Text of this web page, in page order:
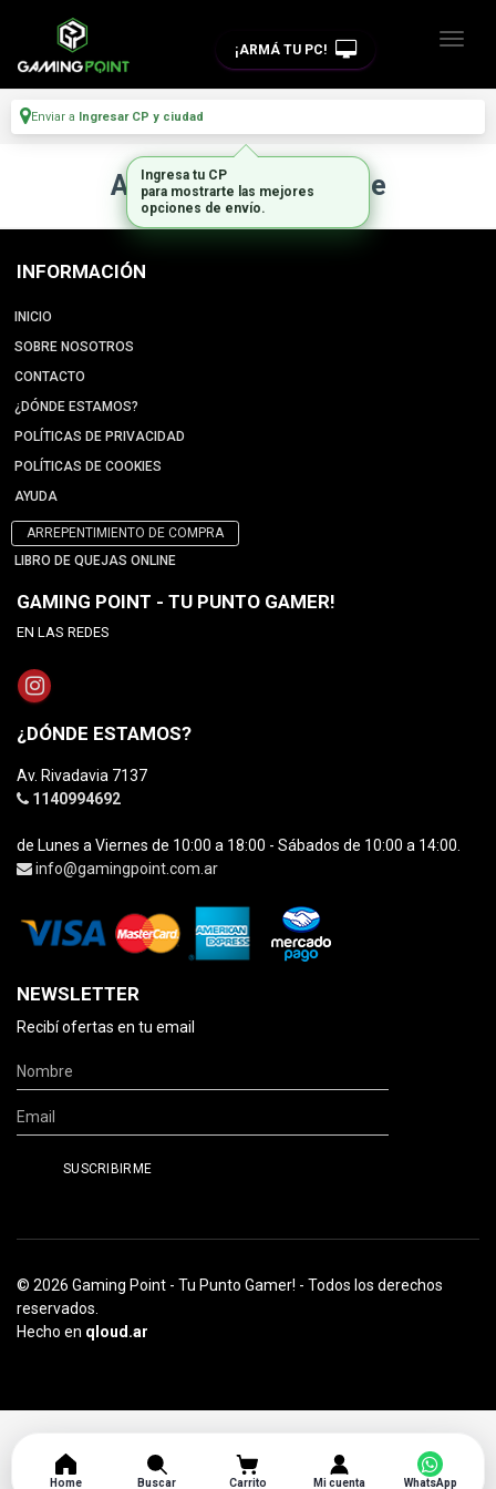
¡ARMÁ TU PC!
Enviar a Ingresar CP y ciudad
Artículo no disponible
INFORMACIÓN
INICIO
SOBRE NOSOTROS
CONTACTO
¿DÓNDE ESTAMOS?
POLÍTICAS DE PRIVACIDAD
POLÍTICAS DE COOKIES
AYUDA
ARREPENTIMIENTO DE COMPRA
LIBRO DE QUEJAS ONLINE
GAMING POINT - TU PUNTO GAMER!
EN LAS REDES
¿DÓNDE ESTAMOS?
Av. Rivadavia 7137
1140994692
de Lunes a Viernes de 10:00 a 18:00 - Sábados de 10:00 a 14:00.
info@gamingpoint.com.ar
NEWSLETTER
Recibí ofertas en tu email
© 2026 Gaming Point - Tu Punto Gamer! - Todos los derechos
reservados.
Hecho en qloud.ar
Home Buscar Carrito Mi cuenta
Ingresa tu CP
para mostrarte las mejores
opciones de envío.